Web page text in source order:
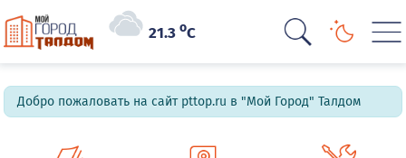
21.3oC
Добро пожаловать на сайт pttop.ru в "Мой Город" Талдом